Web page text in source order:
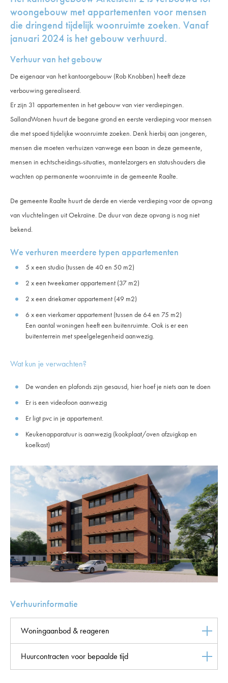
woongebouw met appartementen voor mensen
die dringend tijdelijk woonruimte zoeken. Vanaf
januari 2024 is het gebouw verhuurd.
Verhuur van het gebouw
De eigenaar van het kantoorgebouw (Rob Knobben) heeft deze
verbouwing gerealiseerd.
Er zijn 31 appartementen in het gebouw van vier verdiepingen.
SallandWonen huurt de begane grond en eerste verdiepingvoor mensen
die met spoed tijdelijke woonruimte zoeken. Denk hierbij aan jongeren,
mensen die moeten verhuizen vanwege een baan in deze gemeente,
mensen in echtscheidings-situaties, mantelzorgers en statushouders die
wachten op permanente woonruimte in de gemeente Raalte.
De gemeente Raalte huurt de derde en vierde verdieping voor de opvang
van vluchtelingen uit Oekraïne. De duur van deze opvang is nog niet
bekend.
We verhuren meerdere typen appartementen
5 x een studio (tussen de 40 en 50 m2)
2 x een tweekamer appartement (37 m2)
2 x een driekamer appartement (49 m2)
6 x een vierkamer appartement (tussen de 64 en 75 m2)
Een aantal woningen heeft een buitenruimte. Ook is er een
buitenterrein met speelgelegenheid aanwezig.
Wat kun je verwachten?
De wanden en plafonds zijn gesausd, hier hoef je niets aan te doen
Er is een videofoon aanwezig
Er ligt pvc in je appartement.
Keukenapparatuur is aanwezig (kookplaat/oven afzuigkap en
koelkast)
Verhuurinformatie
Woningaanbod & reageren
Huurcontracten voor bepaalde tijd